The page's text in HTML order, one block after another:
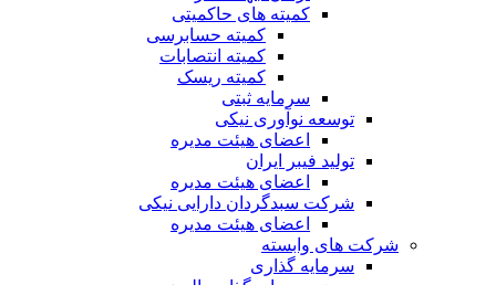
کمیته های حاکمیتی
کمیته حسابرسی
کمیته انتصابات
کمیته ریسک
سرمایه ثبتی
توسعه نوآوری نیکی
اعضای هیئت مدیره
تولید فیبر ایران
اعضای هیئت مدیره
شرکت سبدگردان دارایی نیکی
اعضای هیئت مدیره
شرکت های وابسته
سرمایه گذاری